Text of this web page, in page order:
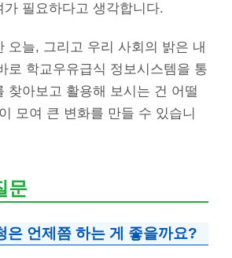
가 필요하다고 생각합니다.
오늘, 그리고 우리 사회의 밝은 내
로 학교우유급식 정보시스템을 통
찾아보고 활용해 보시는 건 어떨
모여 큰 변화를 만들 수 있습니
문
은 언제쯤 하는 게 좋을까요?